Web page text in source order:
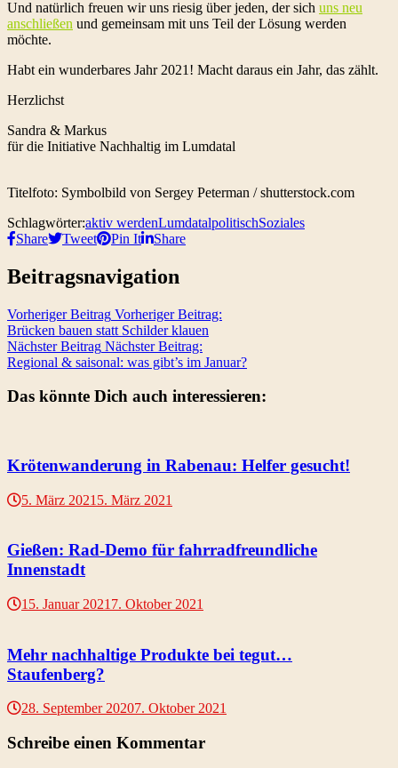
Und natürlich freuen wir uns riesig über jeden, der sich uns neu
anschließen und gemeinsam mit uns Teil der Lösung werden
möchte.
Habt ein wunderbares Jahr 2021! Macht daraus ein Jahr, das zählt.
Herzlichst
Sandra & Markus
für die Initiative Nachhaltig im Lumdatal
Titelfoto: Symbolbild von Sergey Peterman / shutterstock.com
Schlagwörter:aktiv werdenLumdatalpolitischSoziales
Share
Tweet Pin It Share
Beitragsnavigation
Vorheriger Beitrag Vorheriger Beitrag:
Brücken bauen statt Schilder klauen
Nächster Beitrag Nächster Beitrag:
Regional & saisonal: was gibt’s im Januar?
Das könnte Dich auch interessieren:
Krötenwanderung in Rabenau: Helfer gesucht!
5. März 2021 5. März 2021
Gießen: Rad-Demo für fahrradfreundliche
Innenstadt
15. Januar 2021 7. Oktober 2021
Mehr nachhaltige Produkte bei tegut…
Staufenberg?
28. September 20207. Oktober 2021
Schreibe einen Kommentar